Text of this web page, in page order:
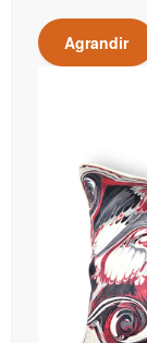
Agrandir